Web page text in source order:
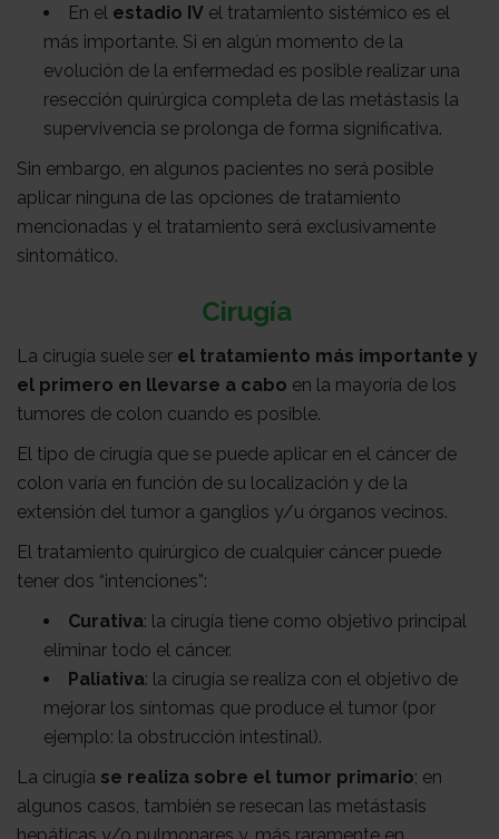
En el estadio IV el tratamiento sistémico es el
más importante. Si en algún momento de la
evolución de la enfermedad es posible realizar una
resección quirúrgica completa de las metástasis la
supervivencia se prolonga de forma significativa.
Sin embargo, en algunos pacientes no será posible
aplicar ninguna de las opciones de tratamiento
mencionadas y el tratamiento será exclusivamente
sintomático.
Cirugía
La cirugía suele ser el tratamiento más importante y
el primero en llevarse a cabo en la mayoría de los
tumores de colon cuando es posible.
El tipo de cirugía que se puede aplicar en el cáncer de
colon varía en función de su localización y de la
extensión del tumor a ganglios y/u órganos vecinos.
El tratamiento quirúrgico de cualquier cáncer puede
tener dos “intenciones”:
Curativa: la cirugía tiene como objetivo principal
eliminar todo el cáncer.
Paliativa: la cirugía se realiza con el objetivo de
mejorar los síntomas que produce el tumor (por
ejemplo: la obstrucción intestinal).
La cirugía se realiza sobre el tumor primario; en
algunos casos, también se resecan las metástasis
hepáticas y/o pulmonares y, más raramente en